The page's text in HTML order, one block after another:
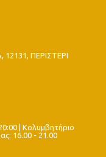
ΠΕΡΙΣΤΕΡΙ
| Κολυμβητήριο
16.00 - 21.00